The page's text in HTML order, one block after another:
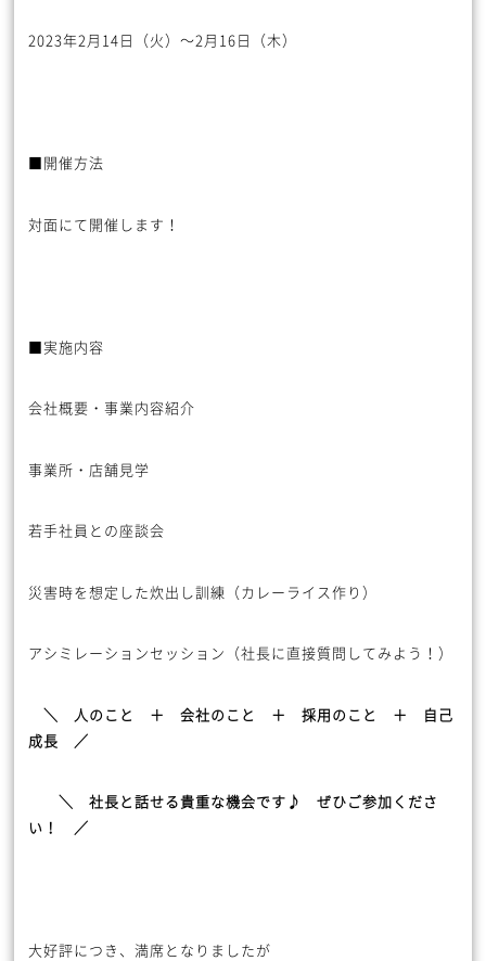
2023年2月14日（火）～2月16日（木）
■開催方法
対面にて開催します！
■実施内容
会社概要・事業内容紹介
事業所・店舗見学
若手社員との座談会
災害時を想定した炊出し訓練（カレーライス作り）
アシミレーションセッション（社長に直接質問してみよう！）
＼ 人のこと ＋ 会社のこと ＋ 採用のこと ＋ 自己
成長 ／
＼ 社長と話せる貴重な機会です♪ ぜひご参加くださ
い！ ／
大好評につき、満席となりましたが